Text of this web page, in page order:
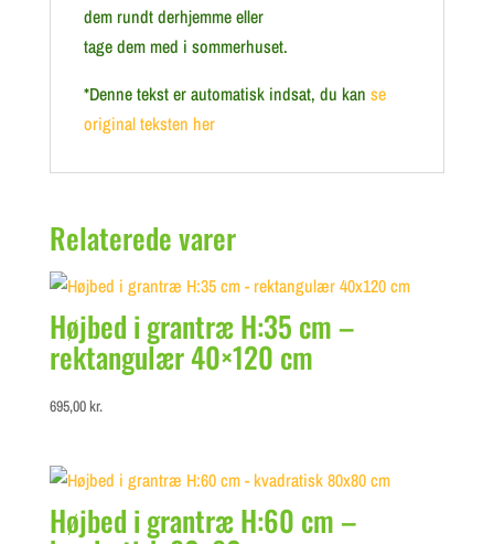
dem rundt derhjemme eller
tage dem med i sommerhuset.
*Denne tekst er automatisk indsat, du kan se
original teksten her
Relaterede varer
Højbed i grantræ H:35 cm –
rektangulær 40×120 cm
695,00kr.
Højbed i grantræ H:60 cm –